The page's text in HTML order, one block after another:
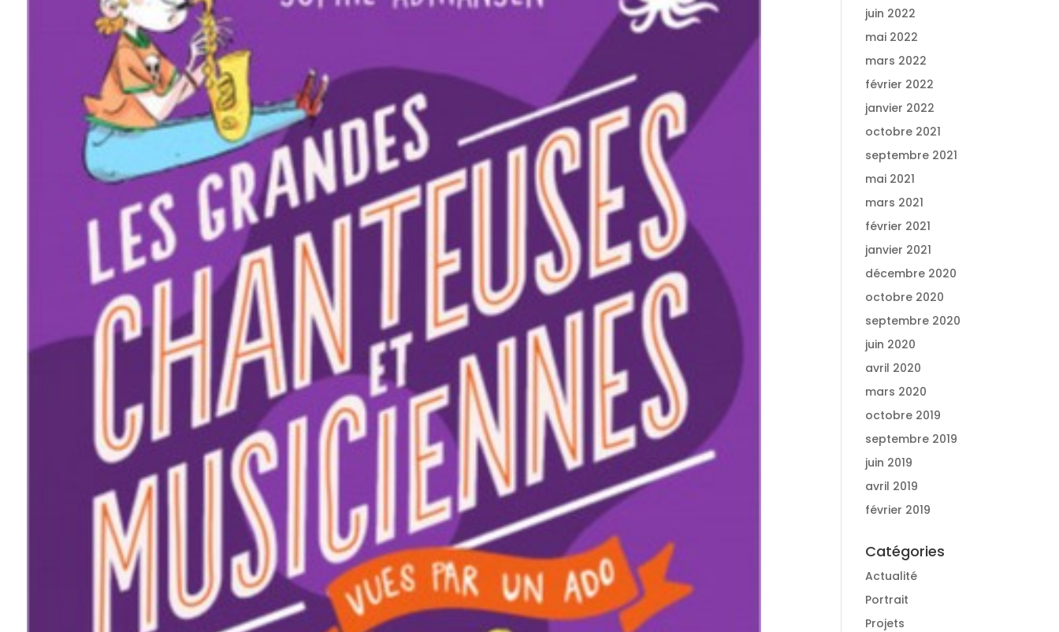
juin 2022
mai 2022
mars 2022
février 2022
janvier 2022
octobre 2021
septembre 2021
mai 2021
mars 2021
février 2021
janvier 2021
décembre 2020
octobre 2020
septembre 2020
juin 2020
avril 2020
mars 2020
octobre 2019
septembre 2019
juin 2019
avril 2019
février 2019
Catégories
Actualité
Portrait
Projets